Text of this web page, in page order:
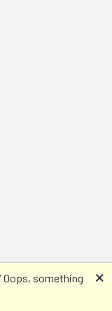
something
🗙